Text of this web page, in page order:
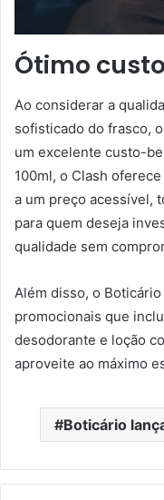
Ótimo
Ao considerar a
sofisticado do frasco,
um excelente custo-
100ml, o Clash
a um preço acessível,
para quem deseja
qualidade sem
Além disso, o
promocionais que
desodorante e loção
aproveite ao máximo
Boticário